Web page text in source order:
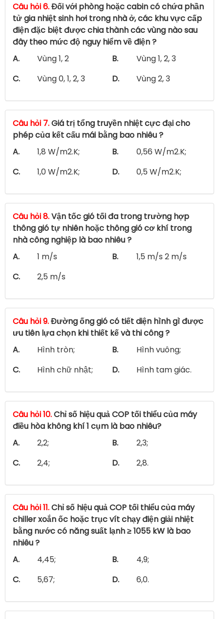
Câu hỏi 6.Đối với phòng hoặc cabin có chứa phần
tử gia nhiệt sinh hơi trong nhà ở, các khu vực cấp
điện đặc biệt được chia thành các vùng nào sau
đây theo mức độ nguy hiểm về điện ?
A.
Vùng 1, 2 B.
Vùng 1, 2, 3
C.
Vùng 0, 1, 2, 3 D. Vùng 2, 3
Câu hỏi 7.Giá trị tổng truyền nhiệt cực đại cho
phép của kết cấu mái bằng bao nhiêu ?
A.
1,8 W/m2.K; B.
0,56 W/m2.K;
C.
1,0 W/m2.K; D. 0,5 W/m2.K;
Câu hỏi 8.Vận tốc gió tối đa trong trường hợp
thông gió tự nhiên hoặc thông gió cơ khí trong
nhà công nghiệp là bao nhiêu ?
A.
1 m/s B.
1,5 m/s 2 m/s
C.
2,5 m/s
Câu hỏi 9.Đường ống gió có tiết diện hình gì được
ưu tiên lựa chọn khi thiết kế và thi công ?
A.
Hình tròn; B.
Hình vuông;
C.
Hình chữ nhật; D. Hình tam giác.
Câu hỏi 10.Chỉ số hiệu quả COP tối thiểu của máy
điều hòa không khí 1 cụm là bao nhiêu?
A.
2,2; B.
2,3;
C.
2,4; D. 2,8.
Câu hỏi 11.Chỉ số hiệu quả COP tối thiểu của máy
chiller xoắn ốc hoặc trục vít chạy điện giải nhiệt
bằng nước có năng suất lạnh ≥ 1055 kW là bao
nhiêu ?
A.
4,45; B.
4,9;
C.
5,67; D. 6,0.